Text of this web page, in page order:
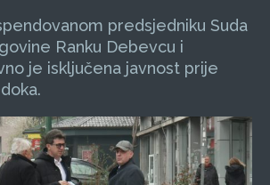
predsjedniku Suda
Ranku Debevcu i
je isključena javnost prije